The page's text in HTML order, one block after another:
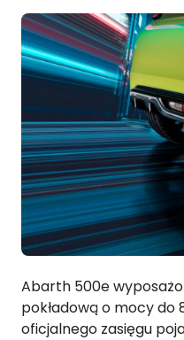
Abarth 500e
pokładową o mocy do
oficjalnego zasięgu